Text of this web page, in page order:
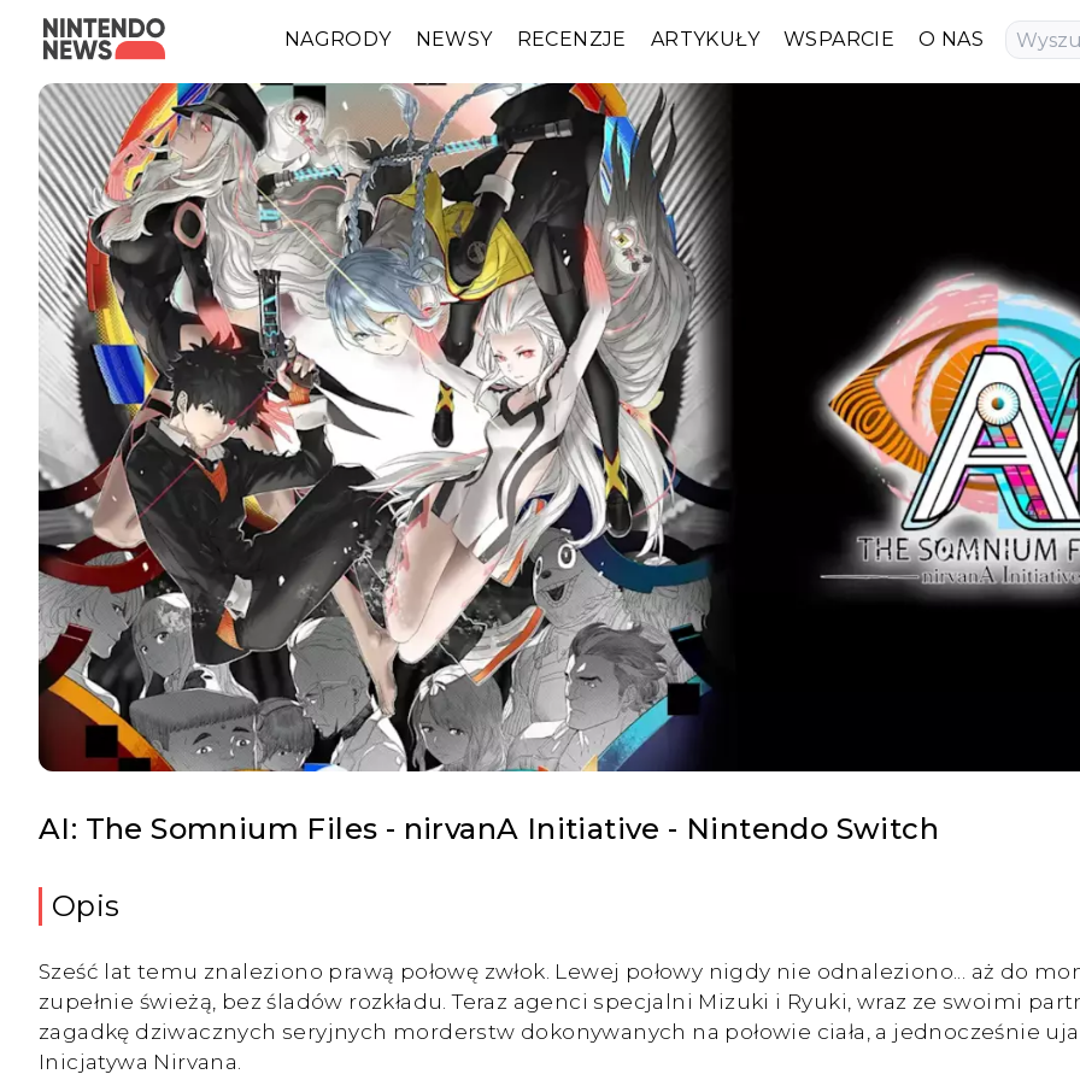
NAGRODY NEWSY RECENZJE ARTYKUŁY WSPARCIE O NAS
AI: The Somnium Files - nirvanA Initiative - Nintendo Switch
Opis
Sześć lat temu znaleziono prawą połowę zwłok. Lewej połowy nigdy nie odnaleziono... aż do
zupełnie świeżą, bez śladów rozkładu. Teraz agenci specjalni Mizuki i Ryuki, wraz ze swoimi
zagadkę dziwacznych seryjnych morderstw dokonywanych na połowie ciała, a jednocześnie
Inicjatywa Nirvana.